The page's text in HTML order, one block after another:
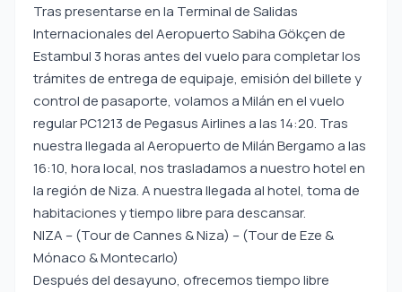
Tras presentarse en la Terminal de Salidas
Internacionales del Aeropuerto Sabiha Gökçen de
Estambul 3 horas antes del vuelo para completar los
trámites de entrega de equipaje, emisión del billete y
control de pasaporte, volamos a Milán en el vuelo
regular PC1213 de Pegasus Airlines a las 14:20. Tras
nuestra llegada al Aeropuerto de Milán Bergamo a las
16:10, hora local, nos trasladamos a nuestro hotel en
la región de Niza. A nuestra llegada al hotel, toma de
habitaciones y tiempo libre para descansar.
NIZA – (Tour de Cannes & Niza) – (Tour de Eze &
Mónaco & Montecarlo)
Después del desayuno, ofrecemos tiempo libre